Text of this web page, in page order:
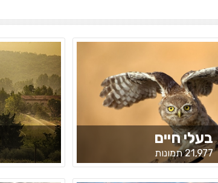
בעלי חיים
21,977 תמונות